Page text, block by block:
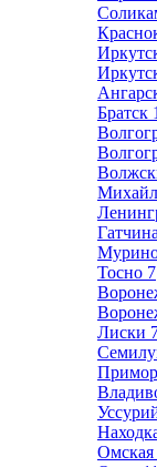
Братск
Гатчина
Тосно 7
Лиски
Омская